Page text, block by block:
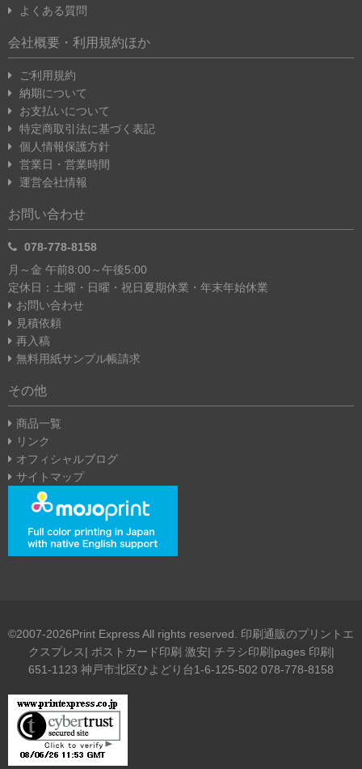
よくある質問
会社概要・利用規約ほか
ご利用規約
納期について
お支払いについて
特定商取引法に基づく表記
個人情報保護方針
営業日・営業時間
運営会社情報
お問い合わせ
078-778-8158
月～金 午前8:00～午後5:00
定休日：土曜・日曜・祝日 夏期休業・年末年始休業
お問い合わせ
見積依頼
再入稿
無料用紙サンプル帳請求
その他
商品一覧
リンク
オフィシャルブログ
サイトマップ
©2007-2026Print Express All rights reserved. 印刷通販のプリントエ
クスプレス| ポストカード印刷 激安| チラシ印刷|pages 印刷|
651-1123 神戸市北区ひよどり台1-6-125-502 078-778-8158